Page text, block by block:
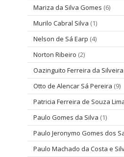
Mariza da Silva Gomes (6)
Murilo Cabral Silva (1)
Nelson de Sá Earp (4)
Norton Ribeiro (2)
Oazinguito Ferreira da Silveira
Otto de Alencar Sá Pereira (9)
Patricia Ferreira de Souza
Paulo Gomes da Silva (1)
Paulo Jeronymo Gomes dos
Paulo Machado da Costa e